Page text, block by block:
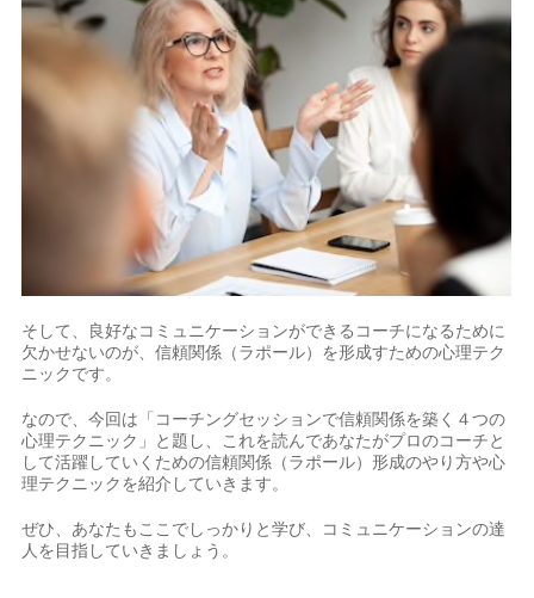
そして、良好なコミュニケーションができるコーチになるために
欠かせないのが、信頼関係（ラポール）を形成すための心理テク
ニックです。
なので、今回は「コーチングセッションで信頼関係を築く４つの
心理テクニック」と題し、これを読んであなたがプロのコーチと
して活躍していくための信頼関係（ラポール）形成のやり方や心
理テクニックを紹介していきます。
ぜひ、あなたもここでしっかりと学び、コミュニケーションの達
人を目指していきましょう。